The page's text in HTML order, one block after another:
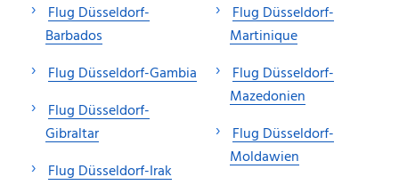
Flug Düsseldorf-
Barbados
Flug Düsseldorf-Gambia
Flug Düsseldorf-
Gibraltar
Flug Düsseldorf-Irak
Flug Düsseldorf-
Martinique
Flug Düsseldorf-
Mazedonien
Flug Düsseldorf-
Moldawien